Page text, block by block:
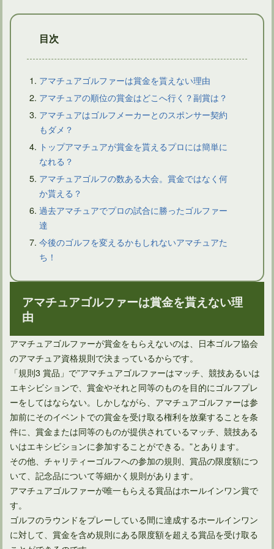
ゴルフルールの用具にレーキという道具がないことが問題！
ゴルフの服装マナーでスキニーパンツの着用は大丈夫なのか
ゴルフのルールではボールについた泥を拭くことはできない？
目次
アマチュアゴルファーは賞金を貰えない理由
アマチュアの順位の賞金はどこへ行く？副賞は？
アマチュアはゴルフメーカーとのスポンサー契約
もダメ？
トップアマチュアが賞金を貰えるプロには簡単に
なれる？
アマチュアゴルフの数ある大会。賞金ではなく何
か貰える？
過去アマチュアでプロの試合に勝ったゴルファー
達
今後のゴルフを変えるかもしれないアマチュアた
ち！
アマチュアゴルファーは賞金を貰えない理
由
アマチュアゴルファーが賞金をもらえないのは、日本ゴルフ協会
のアマチュア資格規則で決まっているからです。
「規則3 賞品」で”アマチュアゴルファーはマッチ、競技あるいは
エキシビションで、賞金やそれと同等のものを目的にゴルフプレ
ーをしてはならない。しかしながら、アマチュアゴルファーは参
加前にそのイベントでの賞金を受け取る権利を放棄することを条
件に、賞金または同等のものが提供されているマッチ、競技ある
いはエキシビションに参加することができる。”とあります。
その他、チャリティーゴルフへの参加の規則、賞品の限度額につ
いて、記念品について等細かく規則があります。
アマチュアゴルファーが唯一もらえる賞品はホールインワン賞で
す。
ゴルフのラウンドをプレーしている間に達成するホールインワン
に対して、賞金を含め規則にある限度額を超える賞品を受け取る